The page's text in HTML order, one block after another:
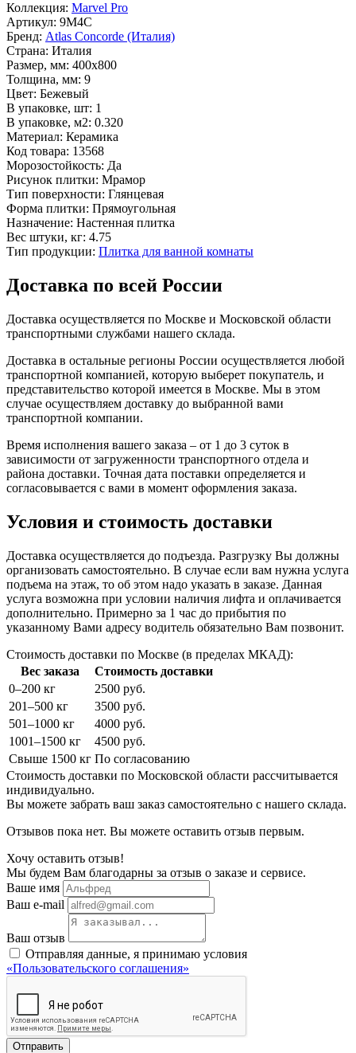
Коллекция: Marvel Pro
Артикул: 9M4C
Бренд: Atlas Concorde (Италия)
Страна: Италия
Размер, мм: 400x800
Толщина, мм: 9
Цвет: Бежевый
В упаковке, шт: 1
В упаковке, м2: 0.320
Материал: Керамика
Код товара: 13568
Морозостойкость: Да
Рисунок плитки: Мрамор
Тип поверхности: Глянцевая
Форма плитки: Прямоугольная
Назначение: Настенная плитка
Вес штуки, кг: 4.75
Тип продукции: Плитка для ванной комнаты
Доставка по всей России
Доставка осуществляется по Москве и Московской области
транспортными службами нашего склада.
Доставка в остальные регионы России осуществляется любой
транспортной компанией, которую выберет покупатель, и
представительство которой имеется в Москве. Мы в этом
случае осуществляем доставку до выбранной вами
транспортной компании.
Время исполнения вашего заказа – от 1 до 3 суток в
зависимости от загруженности транспортного отдела и
района доставки. Точная дата поставки определяется и
согласовывается с вами в момент оформления заказа.
Условия и стоимость доставки
Доставка осуществляется до подъезда. Разгрузку Вы должны
организовать самостоятельно. В случае если вам нужна услуга
подъема на этаж, то об этом надо указать в заказе. Данная
услуга возможна при условии наличия лифта и оплачивается
дополнительно. Примерно за 1 час до прибытия по
указанному Вами адресу водитель обязательно Вам позвонит.
Стоимость доставки по Москве (в пределах МКАД):
Вес заказа
Стоимость доставки
0–200 кг
2500 руб.
201–500 кг
3500 руб.
501–1000 кг
4000 руб.
1001–1500 кг
4500 руб.
Свыше 1500 кг По согласованию
Стоимость доставки по Московской области рассчитывается
индивидуально.
Вы можете забрать ваш заказ самостоятельно с нашего склада.
Отзывов пока нет. Вы можете оставить отзыв первым.
Хочу оставить отзыв!
Мы будем Вам благодарны за отзыв о заказе и сервисе.
Ваше имя
Ваш e-mail
Ваш отзыв
Отправляя данные, я принимаю условия
«Пользовательского соглашения»
Отправить